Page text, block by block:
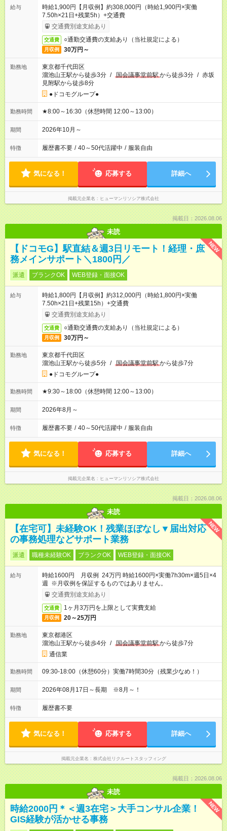
給与
時給1,900円【月収例】約308,000円（時給1,900円×実働
7.50h×21日+残業5h）+交通費
交通費別途支給あり
交通費 ○通勤交通費の支給あり（当社規定による）
月収例 30万円～
勤務地
東京都千代田区
溜池山王駅から徒歩3分 / 国会議事堂前駅から徒歩3分 / 赤坂
見附駅から徒歩8分
●ドコモグループ●
勤務時間 ★8:00～16:30（休憩時間 12:00～13:00）
期間 2026年10月～
特徴 履歴書不要 / 40～50代活躍中 / 服装自由
気になる！ 応募する 詳細へ
掲載元企業名 ヒューマンリソシア株式会社
掲載日：2026.08.06
未読
NEW
【ドコモG】駅直結＆週3日リモート！経理・庶
務メインサポート＼1800円／
派遣 ブランクOK WEB登録・面接OK
給与
時給1,800円【月収例】約312,000円（時給1,800円×実働
7.50h×21日+残業15h）+交通費
交通費別途支給あり
交通費 ○通勤交通費の支給あり（当社規定による）
月収例 30万円～
勤務地
東京都千代田区
溜池山王駅から徒歩5分 / 国会議事堂前駅から徒歩7分
●ドコモグループ●
勤務時間 ★9:30～18:00（休憩時間 12:00～13:00）
期間 2026年8月～
特徴 履歴書不要 / 40～50代活躍中 / 服装自由
気になる！ 応募する 詳細へ
掲載元企業名 ヒューマンリソシア株式会社
掲載日：2026.08.06
未読
NEW
【在宅可】未経験OK！残業ほぼなし▼届出対応
の事務処理などサポート業務
派遣 職種未経験OK ブランクOK WEB登録・面接OK
給与
時給1600円 月収例 24万円 時給1600円×実働7h30m×週5日×4
週 ※月収例を保証するものではありません。
交通費別途支給あり
交通費 1ヶ月3万円を上限として実費支給
月収例 20～25万円
勤務地
東京都港区
溜池山王駅から徒歩4分 / 国会議事堂前駅から徒歩7分
通信業
勤務時間 09:30-18:00（休憩60分）実働7時間30分（残業少なめ！）
期間 2026年08月17日～長期 ※8月～！
特徴 履歴書不要
気になる！ 応募する 詳細へ
掲載元企業名 株式会社リクルートスタッフィング
掲載日：2026.08.06
未読
NEW
時給2000円＊＜週3在宅＞大手コンサル企業！
GIS経験が活かせる事務